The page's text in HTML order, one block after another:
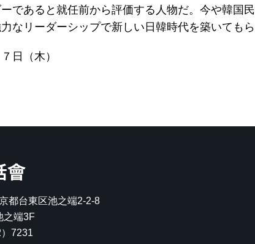
であると就任前から評価する人物だ。今や韓国
なリーダーシップで新しい日韓時代を築いても
日（木）
都台東区池之端2-2-8
之端3F
7231